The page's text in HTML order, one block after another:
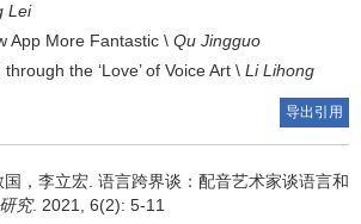
Lei
App More Fantastic \ Qu Jingguo
the ‘Love’ of Voice Art \ Li Lihong
导出引用
，李立宏. 语言跨界谈：配音艺术家谈语言和
究. 2021, 6(2): 5-11